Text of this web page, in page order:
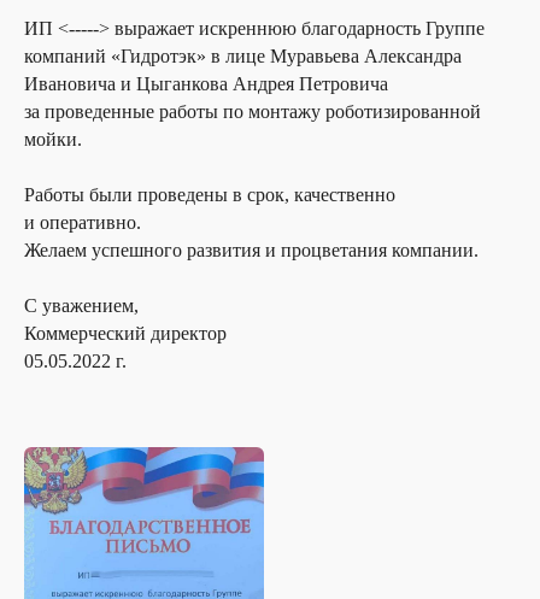
ИП <-----> выражает искреннюю благодарность Группе
компаний «Гидротэк» в лице Муравьева Александра
Ивановича и Цыганкова Андрея Петровича
за проведенные работы по монтажу роботизированной
мойки.
Работы были проведены в срок, качественно
и оперативно.
Желаем успешного развития и процветания компании.
С уважением,
Коммерческий директор
05.05.2022 г.